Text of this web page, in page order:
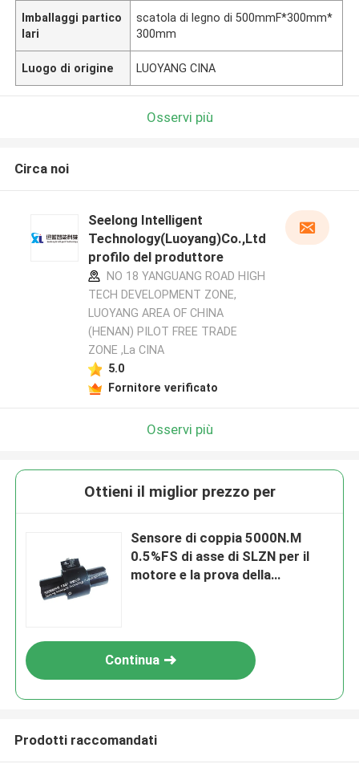
Imballaggi partico
lari
scatola di legno di 500mmF*300mm*
300mm
Luogo di origine LUOYANG CINA
Osservi più
Circa noi
Seelong Intelligent
Technology(Luoyang)Co.,Ltd
profilo del produttore
NO 18 YANGUANG ROAD HIGH
TECH DEVELOPMENT ZONE,
LUOYANG AREA OF CHINA
(HENAN) PILOT FREE TRADE
ZONE ,La CINA
5.0
Fornitore verificato
Osservi più
Ottieni il miglior prezzo per
Sensore di coppia 5000N.M
0.5%FS di asse di SLZN per il
motore e la prova della
Continua
Prodotti raccomandati